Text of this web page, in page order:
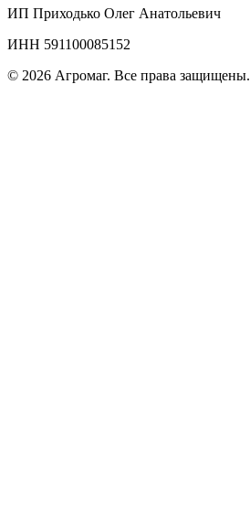
ИП Приходько Олег Анатольевич
ИНН 591100085152
© 2026 Агромаг. Все права защищены.